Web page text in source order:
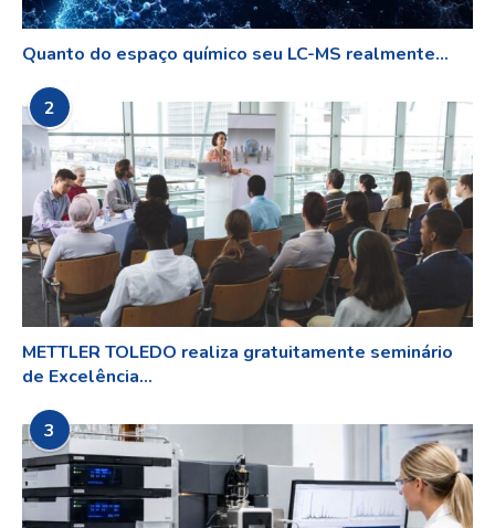
Quanto do espaço químico seu LC-MS realmente...
2
METTLER TOLEDO realiza gratuitamente seminário
de Excelência...
3